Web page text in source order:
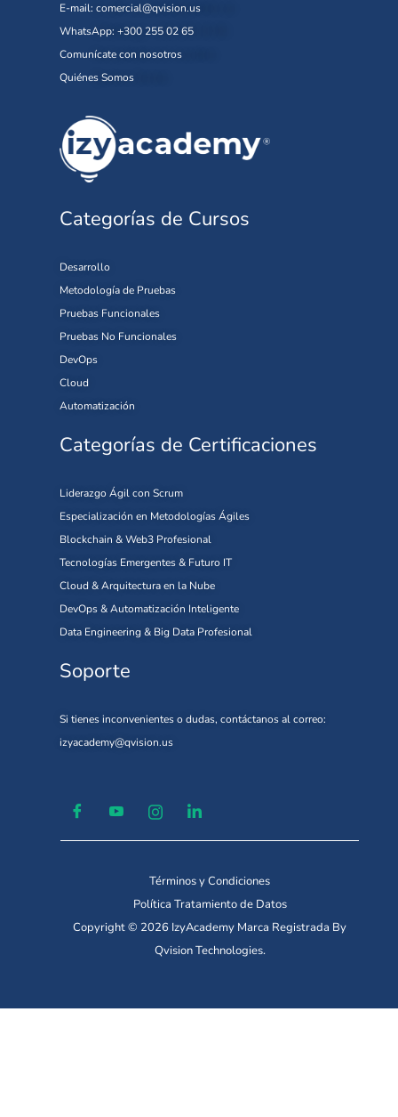
E-mail: comercial@qvision.us
WhatsApp: +300 255 02 65
Comunícate con nosotros
Quiénes Somos
Categorías de Cursos
Desarrollo
Metodología de Pruebas
Pruebas Funcionales
Pruebas No Funcionales
DevOps
Cloud
Automatización
Categorías de Certificaciones
Liderazgo Ágil con Scrum
Especialización en Metodologías Ágiles
Blockchain & Web3 Profesional
Tecnologías Emergentes & Futuro IT
Cloud & Arquitectura en la Nube
DevOps & Automatización Inteligente
Data Engineering & Big Data Profesional
Soporte
Si tienes inconvenientes o dudas, contáctanos al correo:
izyacademy@qvision.us
Términos y Condiciones
Política Tratamiento de Datos
Copyright © 2026 IzyAcademy Marca Registrada By
Qvision Technologies.